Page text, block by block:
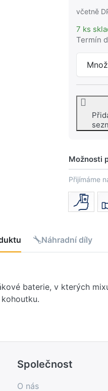
včetně
7 ks
Termín
Možnosti
Přijímáme
Náhradní díly
baterie, v kterých
Společnost
O nás